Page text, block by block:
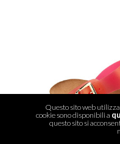
Questo sito web
cookie sono disponibili a
questo sito si